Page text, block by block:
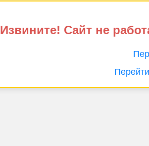
Извините! Сайт не